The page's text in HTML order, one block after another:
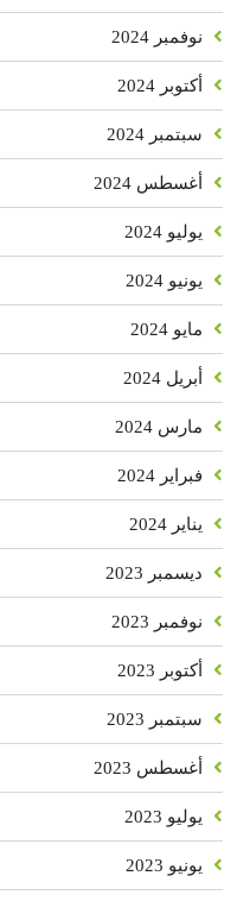
نوفمبر 2024
أكتوبر 2024
سبتمبر 2024
أغسطس 2024
يوليو 2024
يونيو 2024
مايو 2024
أبريل 2024
مارس 2024
فبراير 2024
يناير 2024
ديسمبر 2023
نوفمبر 2023
أكتوبر 2023
سبتمبر 2023
أغسطس 2023
يوليو 2023
يونيو 2023